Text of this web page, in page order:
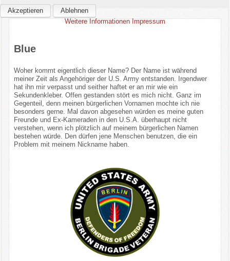
Blue
Woher kommt eigentlich dieser Name? Der Name ist während
meiner Zeit als Angehöriger der U.S. Army entstanden. Irgendwer
hat ihn mir verpasst und seither haftet er an mir wie ein
Sekundenkleber. Offen gestanden stört es mich nicht. Ganz im
Gegenteil, denn meinen bürgerlichen Vornamen mochte ich nie
besonders gerne. Mal davon abgesehen würden es meine guten
Freunde und Ex-Kameraden in den U.S.A. überhaupt nicht
verstehen, wenn ich plötzlich auf meinem bürgerlichen Namen
bestehen würde. Den dürfen jene Menschen benutzen, die ein
Problem mit meinem Nickname haben.
Akzeptieren
Ablehnen
Weitere Informationen Impressum